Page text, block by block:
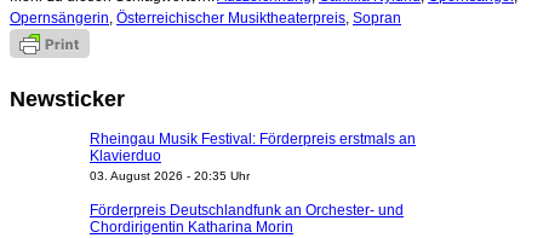
Opernsängerin, Österreichischer Musiktheaterpreis, Sopran
Newsticker
Rheingau Musik Festival: Förderpreis erstmals an
Klavierduo
03. August 2026 - 20:35 Uhr
Förderpreis Deutschlandfunk an Orchester- und
Chordirigentin Katharina Morin